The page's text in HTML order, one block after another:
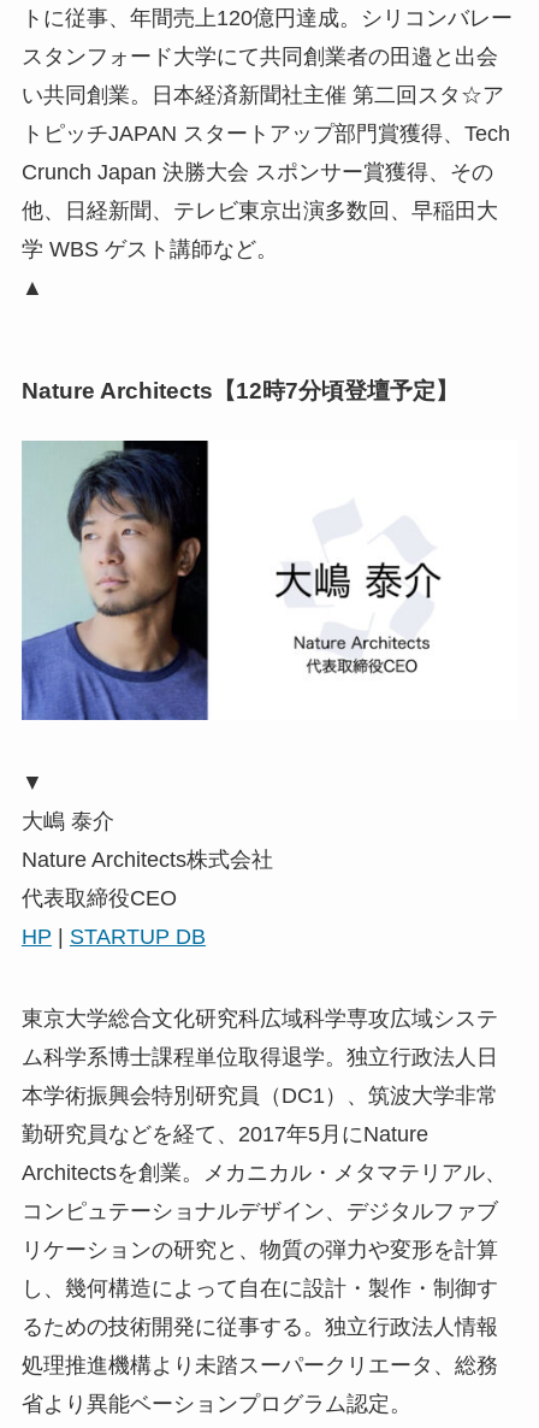
トに従事、年間売上120億円達成。シリコンバレー
スタンフォード大学にて共同創業者の田邉と出会
い共同創業。日本経済新聞社主催 第二回スタ☆ア
トピッチJAPAN スタートアップ部門賞獲得、Tech
Crunch Japan 決勝大会 スポンサー賞獲得、その
他、日経新聞、テレビ東京出演多数回、早稲田大
学 WBS ゲスト講師など。
▲
Nature Architects【12時7分頃登壇予定】
▼
大嶋 泰介
Nature Architects株式会社
代表取締役CEO
HP | STARTUP DB
東京大学総合文化研究科広域科学専攻広域システ
ム科学系博士課程単位取得退学。独立行政法人日
本学術振興会特別研究員（DC1）、筑波大学非常
勤研究員などを経て、2017年5月にNature
Architectsを創業。メカニカル・メタマテリアル、
コンピュテーショナルデザイン、デジタルファブ
リケーションの研究と、物質の弾力や変形を計算
し、幾何構造によって自在に設計・製作・制御す
るための技術開発に従事する。独立行政法人情報
処理推進機構より未踏スーパークリエータ、総務
省より異能ベーションプログラム認定。